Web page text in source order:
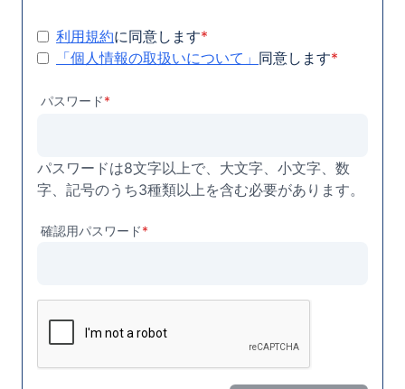
利用規約に同意します*
「個人情報の取扱いについて」 同意します*
パスワード*
パスワードは8文字以上で、大文字、小文字、数
字、記号のうち3種類以上を含む必要があります。
確認用パスワード*